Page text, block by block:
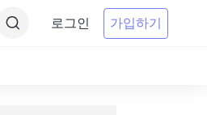
로그인 가입하기